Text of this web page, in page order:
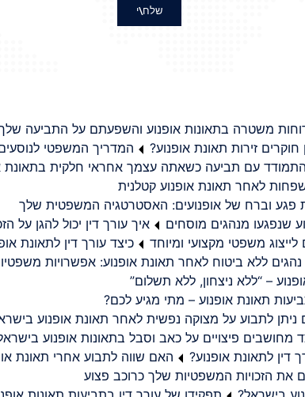
שלח\י
משטרה בתאונות אופנוע והשפעתם על התביעה
חוקרים זירות תאונת אופנוע?
המדריך המשפטי
עם תביעה כשאתה עצמך אחראי חלקית בתאונת
לאחר תאונת אופנוע קטלנית
פגע וברח של אופנועים: האסטרטגיה המשפטית שלך
שנפגעו מנהגים מוסחים
איך עורך דין יכול להגן על
לייצוג משפטי מקצועי ומיוחד
כיצד עורך דין לתאונת
ללא ביטוח לאחר תאונת אופנוע: אפשרויות
– “ללא ניצחון, ללא תשלום”
תאונת אופנוע – מתי מגיע לכם?
ניתן לתבוע על מצוקה נפשית לאחר תאונת אופנוע
מחושבים פיצויים על כאב וסבל בתאונות אופנוע
דין לתאונת אופנוע?
האם שווה לתבוע אחרי תאונת
את הזכויות המשפטיות שלך כרוכב פצוע